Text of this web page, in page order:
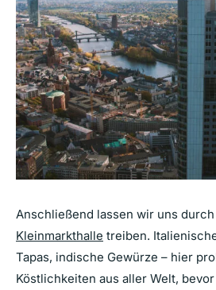
Anschließend lassen wir uns
Kleinmarkthalle treiben.
Tapas, indische Gewürze – hier
Köstlichkeiten aus aller Welt,